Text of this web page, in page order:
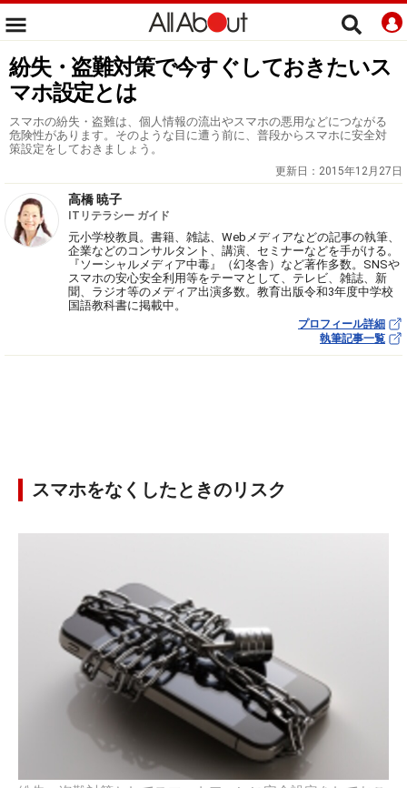
紛失・盗難対策で今すぐしておきたいス
マホ設定とは
スマホの紛失・盗難は、個人情報の流出やスマホの悪用などにつながる
危険性があります。そのような目に遭う前に、普段からスマホに安全対
策設定をしておきましょう。
更新日： 2015年12月27日
高橋 暁子
ITリテラシー ガイド
元小学校教員。書籍、雑誌、Webメディアなどの記事の執筆、
企業などのコンサルタント、講演、セミナーなどを手がける。
『ソーシャルメディア中毒』（幻冬舎）など著作多数。SNSや
スマホの安心安全利用等をテーマとして、テレビ、雑誌、新
聞、ラジオ等のメディア出演多数。教育出版令和3年度中学校
国語教科書に掲載中。
プロフィール詳細
執筆記事一覧
スマホをなくしたときのリスク